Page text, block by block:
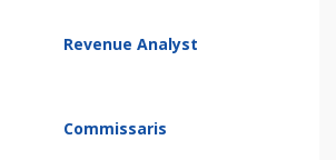
Revenue Analyst
Commissaris